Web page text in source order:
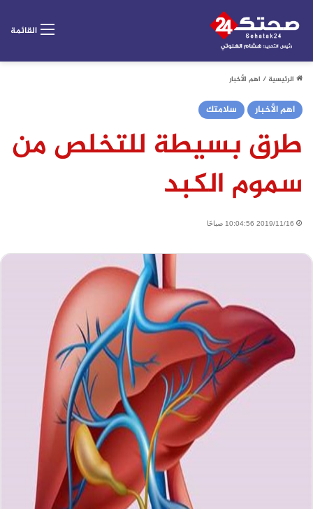
القائمة
الرئيسية/ اهم الأخبار
اهم الأخبار سلامتك
طرق بسيطة للتخلص من
سموم الكبد
2019/11/16 10:04:56 صباحًا